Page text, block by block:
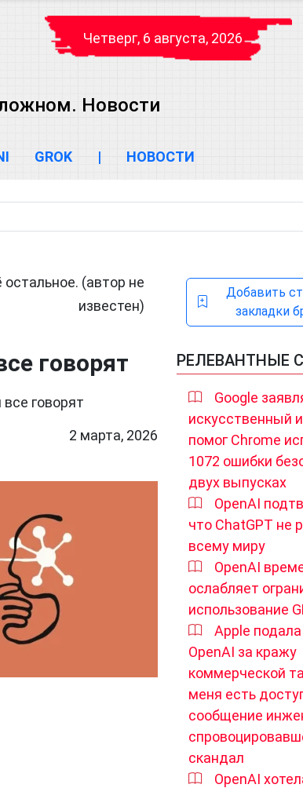
Четверг, 6 августа, 2026
Новости
GROK | НОВОСТИ
(автор не
известен)
говорят
говорят
2 марта, 2026
Добавить
закладки
РЕЛЕВАНТНЫЕ
Google
искусственный
помог Chrome
1072 ошибки
двух выпусках
OpenAI
что ChatGPT не
всему миру
OpenAI
ослабляет
использование
Apple
OpenAI за кражу
коммерческой
меня есть
сообщение
скандал
OpenAI